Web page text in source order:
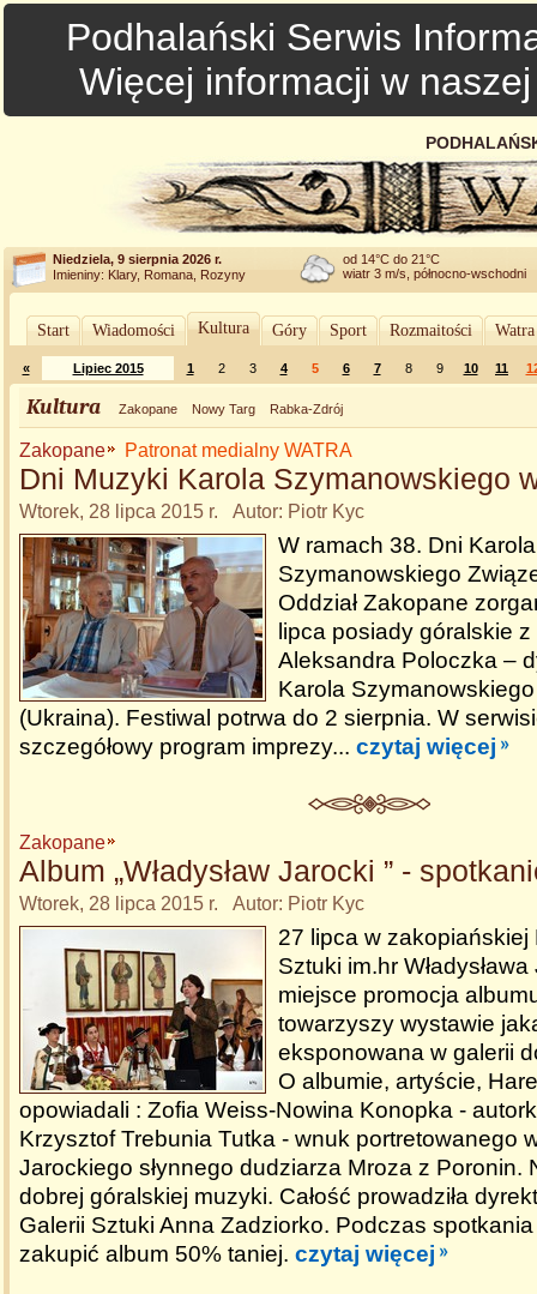
Podhalański Serwis
Więcej informacji w
Niedziela, 9 sierpnia 2026 r.
Imieniny: Klary, Romana, Rozyny
od 14°C do 21°C
wiatr 3 m/s, północno-wschodni
Start Wiadomości Kultura Góry Sport Rozmaitości
« Lipiec 2015 1 2 3 4 5 6 7 8 9 10 11
Kultura Zakopane Nowy Targ Rabka-Zdrój
Zakopane Patronat medialny WATRA
Dni Muzyki Karola Szymanowskiego
Wtorek, 28 lipca 2015 r. Autor: Piotr Kyc
W ramach 38. Dni Karola
Szymanowskiego
Oddział Zakopane
lipca posiady góralskie z
Aleksandra Poloczka –
Karola
(Ukraina). Festiwal potrwa do 2 sierpnia. W
szczegółowy program imprezy... czytaj więcej
Zakopane
Album „Władysław Jarocki ” -
Wtorek, 28 lipca 2015 r. Autor: Piotr Kyc
27 lipca w zakopiańskiej
Sztuki im.hr
miejsce promocja
towarzyszy wystawie
eksponowana w galerii
O albumie, artyście,
opowiadali : Zofia Weiss-Nowina Konopka -
Krzysztof Trebunia Tutka - wnuk portretowanego
Jarockiego słynnego dudziarza Mroza z Poronin.
dobrej góralskiej muzyki. Całość prowadziła
Galerii Sztuki Anna Zadziorko. Podczas spotkania
zakupić album 50% taniej. czytaj więcej